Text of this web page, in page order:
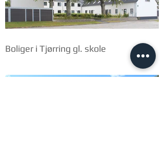
Boliger i Tjørring gl. skole